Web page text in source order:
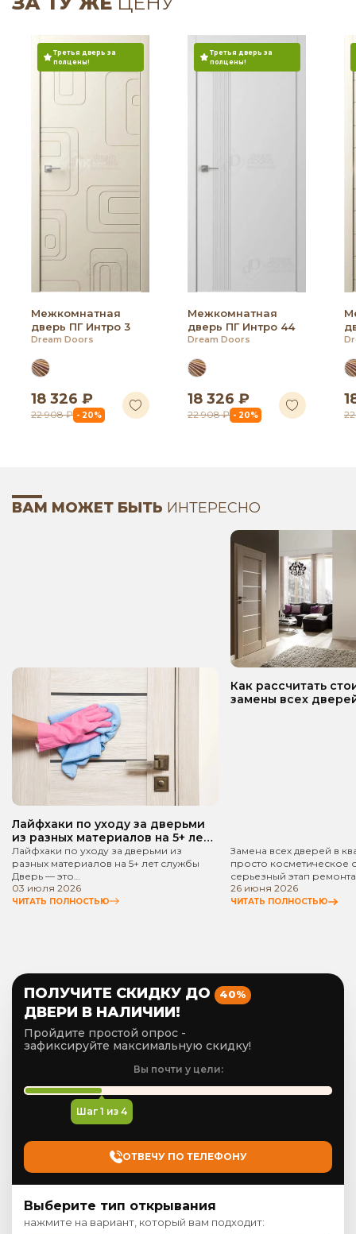
Третья дверь за
полцены!
Межкомнатная
дверь ПГ Интро 3
Dream Doors
18 326 ₽
22 908 ₽ - 20%
Третья дверь за
полцены!
Межкомнатная
дверь ПГ Интро 44
Dream Doors
18 326 ₽
22 908 ₽ - 20%
ВАМ МОЖЕТ БЫТЬ ИНТЕРЕСНО
Лайфхаки по уходу за дверьми
из разных материалов на 5+ лет
службы
Лайфхаки по уходу за дверьми из
разных материалов на 5+ лет службы
Дверь — это…
03 июля 2026
ЧИТАТЬ ПОЛНОСТЬЮ
Как рассчитать
замены всех
Замена всех дверей в
просто косметическое
серьезный этап
26 июня 2026
ЧИТАТЬ ПОЛНОСТЬЮ
ПОЛУЧИТЕ СКИДКУ ДО 40%
ДВЕРИ В НАЛИЧИИ!
Пройдите простой опрос -
зафиксируйте максимальную скидку!
Вы почти у цели:
Шаг 1 из 4
ОТВЕЧУ ПО ТЕЛЕФОНУ
Выберите тип открывания
нажмите на вариант, который вам подходит: